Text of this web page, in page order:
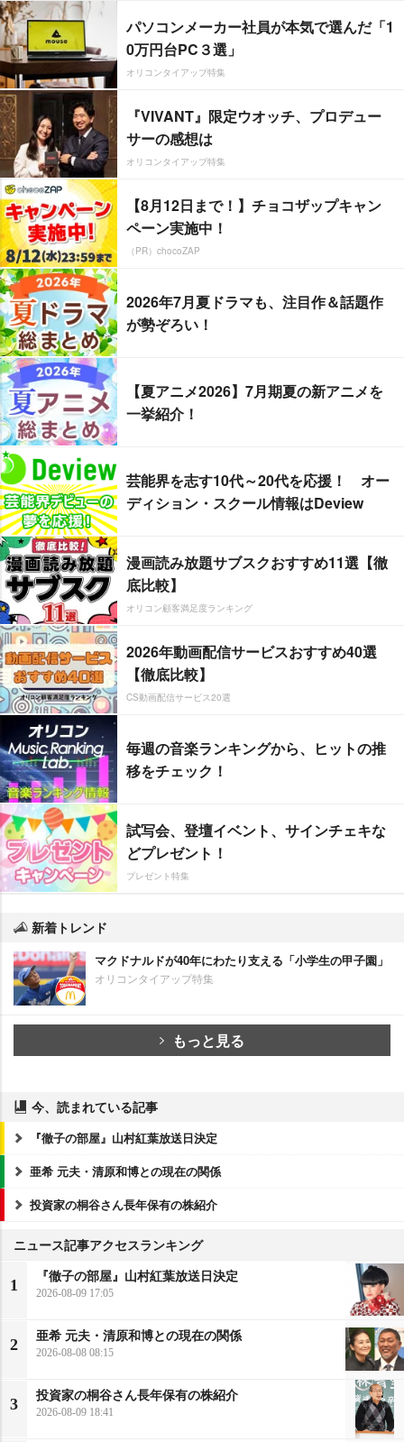
パソコンメーカー社員が本気で選んだ「1
0万円台PC３選」
オリコンタイアップ特集
『VIVANT』限定ウオッチ、プロデュー
サーの感想は
オリコンタイアップ特集
【8月12日まで！】チョコザップキャン
ペーン実施中！
（PR）chocoZAP
2026年7月夏ドラマも、注目作＆話題作
が勢ぞろい！
【夏アニメ2026】7月期夏の新アニメを
一挙紹介！
芸能界を志す10代～20代を応援！ オー
ディション・スクール情報はDeview
漫画読み放題サブスクおすすめ11選【徹
底比較】
オリコン顧客満足度ランキング
2026年動画配信サービスおすすめ40選
【徹底比較】
CS動画配信サービス20選
毎週の音楽ランキングから、ヒットの推
移をチェック！
試写会、登壇イベント、サインチェキな
どプレゼント！
プレゼント特集
新着トレンド
マクドナルドが40年にわたり支える「小学生の甲子園」
オリコンタイアップ特集
もっと見る
今、読まれている記事
『徹子の部屋』山村紅葉放送日決定
亜希 元夫・清原和博との現在の関係
投資家の桐谷さん長年保有の株紹介
ニュース記事アクセスランキング
1
『徹子の部屋』山村紅葉放送日決定
2026-08-09 17:05
2
亜希 元夫・清原和博との現在の関係
2026-08-08 08:15
3
投資家の桐谷さん長年保有の株紹介
2026-08-09 18:41